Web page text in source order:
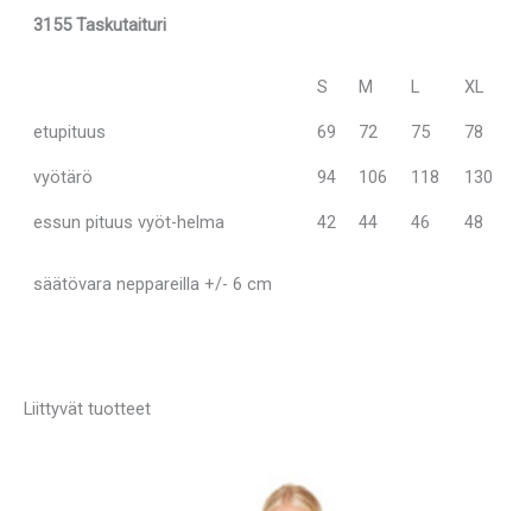
3155 Taskutaituri
S M L XL
etupituus 69 72 75 78
vyötärö 94 106 118 130
essun pituus vyöt-helma 42 44 46 48
säätövara neppareilla +/- 6 cm
Liittyvät tuotteet